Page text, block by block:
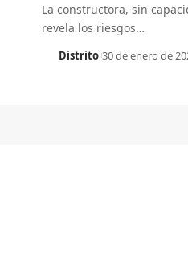
La constructora, sin
revela los riesgos…
Distrito 30 de enero de